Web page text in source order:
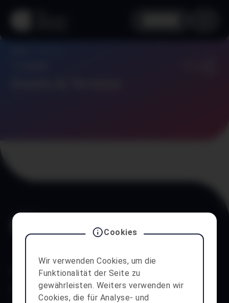
Cookies
Wir verwenden Cookies, um die
Funktionalität der Seite zu
gewährleisten. Weiters verwenden wir
Cookies, die für Analyse- und
Kontakt Über uns aha App
Kinder- & Jugendschutz Impressum